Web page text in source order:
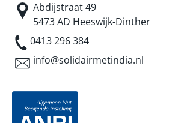
Abdijstraat 49
5473 AD Heeswijk-Dinther
0413 296 384
info@solidairmetindia.nl